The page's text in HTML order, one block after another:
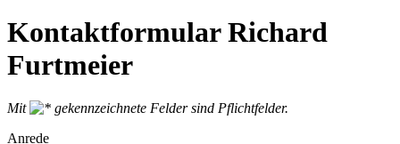
Kontaktformular Richard
Furtmeier
Mit
gekennzeichnete Felder sind Pflichtfelder.
Anrede